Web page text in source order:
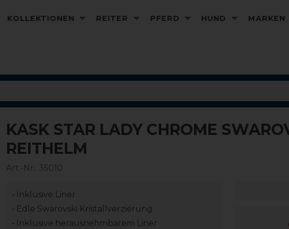
KOLLEKTIONEN REITER PFERD HUND MARKEN
KASK STAR LADY CHROME
REITHELM
Art.-Nr.: 35010
• Inklusive Liner
• Edle Swarovski Kristallverzierung
• Inklusive herausnehmbarem Liner